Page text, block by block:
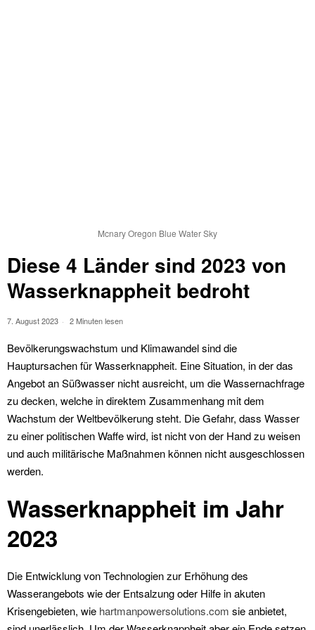
Mcnary Oregon Blue Water Sky
Diese 4 Länder sind 2023 von
Wasserknappheit bedroht
7. August 2023 2 Minuten lesen
Bevölkerungswachstum und Klimawandel sind die
Hauptursachen für Wasserknappheit. Eine Situation, in der das
Angebot an Süßwasser nicht ausreicht, um die Wassernachfrage
zu decken, welche in direktem Zusammenhang mit dem
Wachstum der Weltbevölkerung steht. Die Gefahr, dass Wasser
zu einer politischen Waffe wird, ist nicht von der Hand zu weisen
und auch militärische Maßnahmen können nicht ausgeschlossen
werden.
Wasserknappheit im Jahr
2023
Die Entwicklung von Technologien zur Erhöhung des
Wasserangebots wie der Entsalzung oder Hilfe in akuten
Krisengebieten, wie hartmanpowersolutions.com sie anbietet,